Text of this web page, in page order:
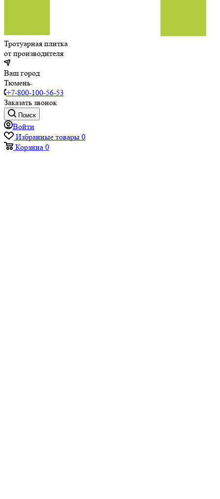
Тротуарная плитка
от производителя
Ваш город
Тюмень
+7-800-100-56-53
Заказать звонок
Поиск
Войти
Избранные товары 0
Корзина 0